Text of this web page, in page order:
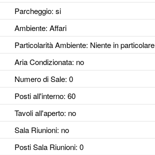
Parcheggio: si
Ambiente: Affari
Particolarità Ambiente: Niente in particolare
Aria Condizionata: no
Numero di Sale: 0
Posti all'interno: 60
Tavoli all'aperto: no
Sala Riunioni: no
Posti Sala Riunioni: 0